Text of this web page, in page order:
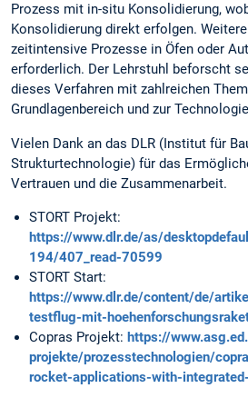
Prozess mit in-situ Konsolidierung,
Konsolidierung direkt erfolgen.
zeitintensive Prozesse in Öfen oder
erforderlich. Der Lehrstuhl beforscht
dieses Verfahren mit zahlreichen
Grundlagenbereich und zur
Vielen Dank an das DLR (Institut für
Strukturtechnologie) für das
Vertrauen und die Zusammenarbeit.
STORT Projekt:
https://www.dlr.de/as/
194/407_read-70599
STORT Start:
https://www.dlr.de/content/de/
testflug-mit-
Copras Projekt: https://
projekte/prozesstechnologien/
rocket-applications-with-